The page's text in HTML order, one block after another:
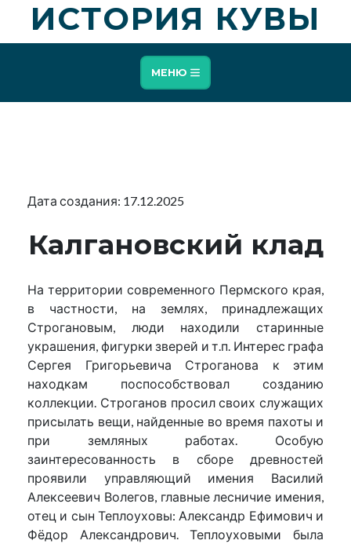
ИСТОРИЯ КУВЫ
МЕНЮ
Дата создания: 17.12.2025
Калгановский клад
На территории современного Пермского края,
в частности, на землях, принадлежащих
Строгановым, люди находили старинные
украшения, фигурки зверей и т.п. Интерес графа
Сергея Григорьевича Строганова к этим
находкам поспособствовал созданию
коллекции. Строганов просил своих служащих
присылать вещи, найденные во время пахоты и
при земляных работах. Особую
заинтересованность в сборе древностей
проявили управляющий имения Василий
Алексеевич Волегов, главные лесничие имения,
отец и сын Теплоуховы: Александр Ефимович и
Фёдор Александрович. Теплоуховыми была